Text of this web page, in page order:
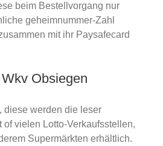
beim Bestellvorgang nur
geheimnummer-Zahl
mit ihr Paysafecard
Obsiegen
diese werden die leser
of vielen Lotto-Verkaufsstellen,
Supermärkten erhältlich.